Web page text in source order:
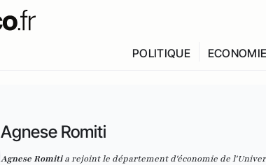
POLITIQUE ECONOMIE
Agnese Romiti
Agnese Romitia rejoint le département d'économie de